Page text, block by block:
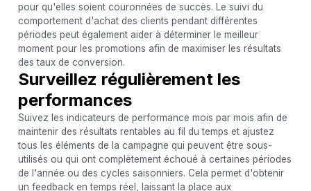
pour qu'elles soient couronnées de succès. Le suivi du
comportement d'achat des clients pendant différentes
périodes peut également aider à déterminer le meilleur
moment pour les promotions afin de maximiser les résultats
des taux de conversion.
Surveillez régulièrement les
performances
Suivez les indicateurs de performance mois par mois afin de
maintenir des résultats rentables au fil du temps et ajustez
tous les éléments de la campagne qui peuvent être sous-
utilisés ou qui ont complètement échoué à certaines périodes
de l'année ou des cycles saisonniers. Cela permet d'obtenir
un feedback en temps réel, laissant la place aux